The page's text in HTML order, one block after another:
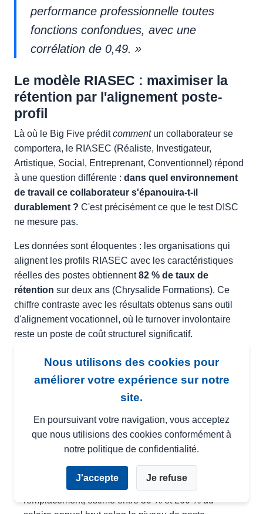
Nous utilisons des cookies pour
améliorer votre expérience sur notre
site.
En poursuivant votre navigation, vous acceptez
que nous utilisions des cookies conformément à
notre politique de confidentialité.
J'accepte Je refuse
performance professionnelle toutes
fonctions confondues, avec une
corrélation de 0,49. »
Le modèle RIASEC : maximiser la
rétention par l'alignement poste-
profil
Là où le Big Five préditcommentun collaborateur se
comportera, le RIASEC (Réaliste, Investigateur,
Artistique, Social, Entreprenant, Conventionnel) répond
à une question différente : dans quel environnement
de travail ce collaborateur s'épanouira-t-il
durablement ? C'est précisément ce que le test DISC
ne mesure pas.
Les données sont éloquentes : les organisations qui
alignent les profils RIASEC avec les caractéristiques
réelles des postes obtiennent82 % de taux de
rétention sur deux ans (Chrysalide Formations). Ce
chiffre contraste avec les résultats obtenus sans outil
d'alignement vocationnel, où le turnover involontaire
reste un poste de coût structurel significatif.
Matching recruteurs: 80 % des recruteurs utilisant
le RIASEC déclarent un meilleur alignement poste-
candidat à long terme (Cadran Pro, 2025).
Performance long terme: 78 % de prédiction
supérieure sur la durée de vie en poste par rapport
au DISC (Sofo Insights, 2026).
Réduction du coût de turnover
aligné RIASEC réduit mécaniquement le coût de
remplacement, estimé entre 50 % et 200 % du